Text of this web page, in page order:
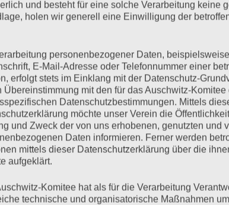
auf dem Hein-
und der Tag des Widerstands mit einer
haben wurde exemplarisch der von
Gesa / Medienzentrum GWA St. Pauli
und besteht für eine solche Verarbeitung keine
holen wir generell eine Einwilligung der
personenbezogener Daten,
E-Mail-Adresse oder Telefonnummer einer
erfolgt stets im Einklang mit der Datenschutz-
Übereinstimmung mit den für das Auschwitz-Komitee
Datenschutzbestimmungen. Mittels
möchte unser Verein die
und Zweck der von uns erhobenen, genutzten und
Daten informieren. Ferner werden
mittels dieser Datenschutzerklärung über die
aufgeklärt.
Komitee hat als für die Verarbeitung
technische und organisatorische Maßnahmen